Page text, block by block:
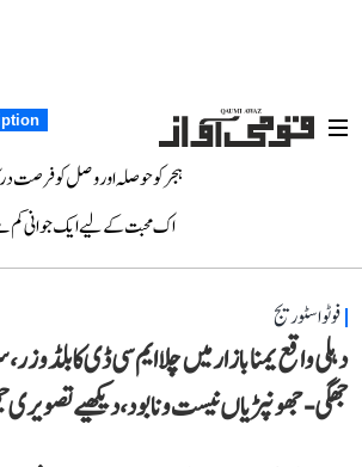
ہجر کو حوصلہ اور وصل کو فرصت
اک محبت کے لیے ایک جوانی کم
فوٹو اسٹوریج
دہلی واقع یمنا بازار میں چلا ایم سی ڈی کا
جھگی-جھونپڑیاں نیست و نابود، دیکھیے